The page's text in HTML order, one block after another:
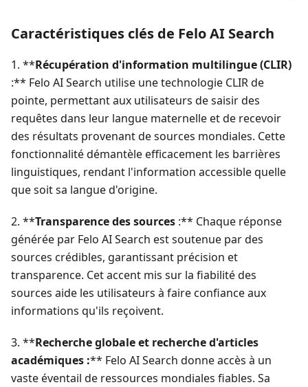
Caractéristiques clés de Felo AI Search
1. **Récupération d'information multilingue (CLIR)
:** Felo AI Search utilise une technologie CLIR de
pointe, permettant aux utilisateurs de saisir des
requêtes dans leur langue maternelle et de recevoir
des résultats provenant de sources mondiales. Cette
fonctionnalité démantèle efficacement les barrières
linguistiques, rendant l'information accessible quelle
que soit sa langue d'origine.
2. **Transparence des sources :** Chaque réponse
générée par Felo AI Search est soutenue par des
sources crédibles, garantissant précision et
transparence. Cet accent mis sur la fiabilité des
sources aide les utilisateurs à faire confiance aux
informations qu'ils reçoivent.
3. **Recherche globale et recherche d'articles
académiques :** Felo AI Search donne accès à un
vaste éventail de ressources mondiales fiables. Sa